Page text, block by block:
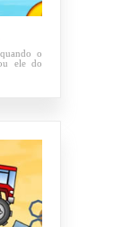
o
ele do